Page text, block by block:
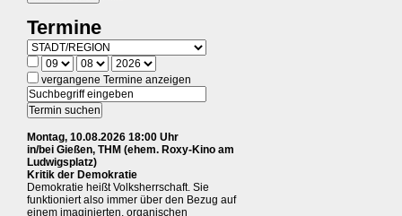
Termine
vergangene Termine anzeigen
Montag, 10.08.2026 18:00 Uhr
in/bei Gießen, THM (ehem. Roxy-Kino am
Ludwigsplatz)
Kritik der Demokratie
Demokratie heißt Volksherrschaft. Sie
funktioniert also immer über den Bezug auf
einem imaginierten, organischen